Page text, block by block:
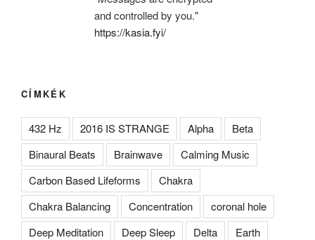
and controlled by you."
https://kasia.fyi/
CÍMKÉK
432 Hz 2016 IS STRANGE Alpha
Beta
Binaural Beats
Brainwave
Calming Music
Carbon Based Lifeforms
Chakra
Chakra Balancing
Concentration
coronal hole
Deep Meditation
Deep Sleep Delta
Earth